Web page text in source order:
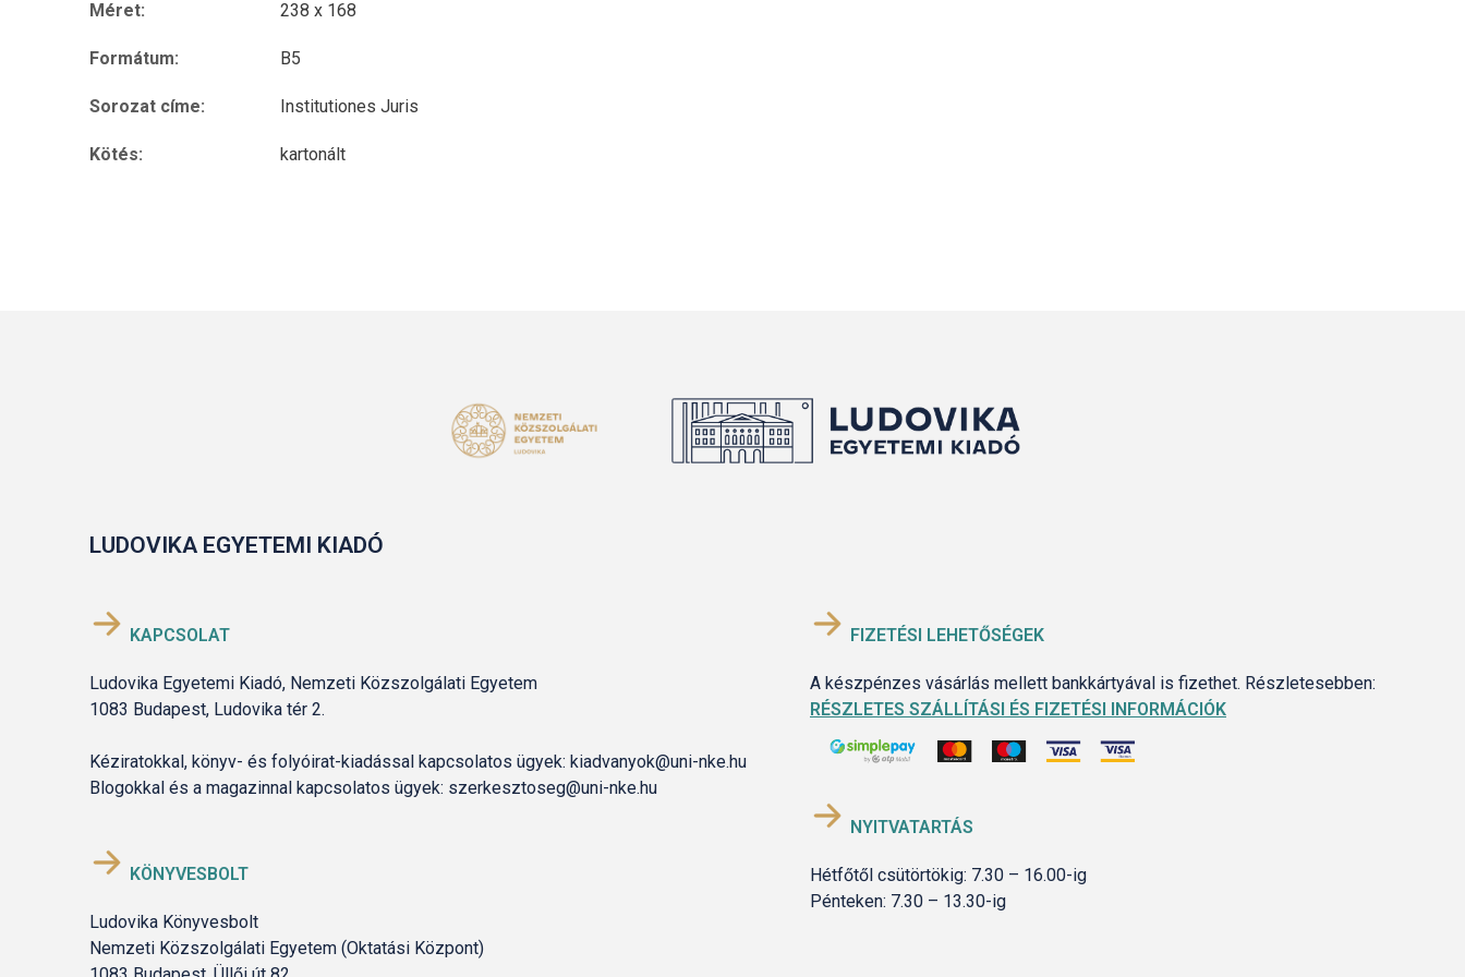
Méret: 238 x 168
Formátum: B5
Sorozat címe: Institutiones Juris
Kötés: kartonált
LUDOVIKA EGYETEMI KIADÓ
KAPCSOLAT
Ludovika Egyetemi Kiadó, Nemzeti Közszolgálati Egyetem
1083 Budapest, Ludovika tér 2.
Kéziratokkal, könyv- és folyóirat-kiadással kapcsolatos ügyek: kiadvanyok@uni-nke.hu
Blogokkal és a magazinnal kapcsolatos ügyek: szerkesztoseg@uni-nke.hu
KÖNYVESBOLT
Ludovika Könyvesbolt
Nemzeti Közszolgálati Egyetem (Oktatási Központ)
FIZETÉSI LEHETŐSÉGEK
A készpénzes vásárlás mellett bankkártyával is fizethet. Részletesebben:
RÉSZLETES SZÁLLÍTÁSI ÉS FIZETÉSI INFORMÁCIÓK
NYITVATARTÁS
Hétfőtől csütörtökig: 7.30 – 16.00-ig
Pénteken: 7.30 – 13.30-ig